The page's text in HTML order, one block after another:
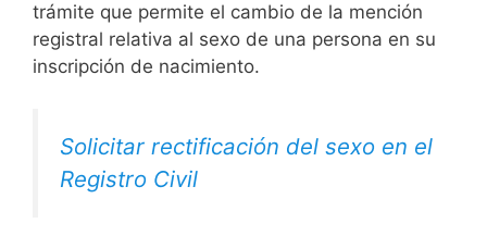
trámite que permite el cambio de la mención
registral relativa al sexo de una persona en su
inscripción de nacimiento.
Solicitar rectificación del sexo en el
Registro Civil